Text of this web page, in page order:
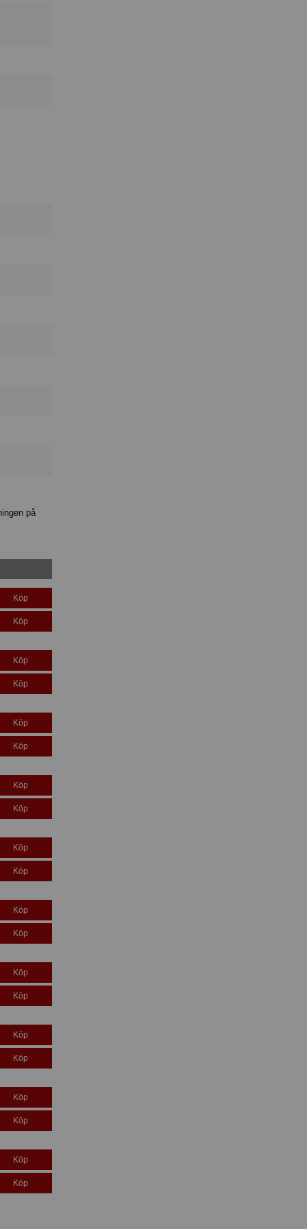
på
Köp
Köp
Köp
Köp
Köp
Köp
Köp
Köp
Köp
Köp
Köp
Köp
Köp
Köp
Köp
Köp
Köp
Köp
Köp
Köp